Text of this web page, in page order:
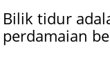
Bilik tidur
perdamaian